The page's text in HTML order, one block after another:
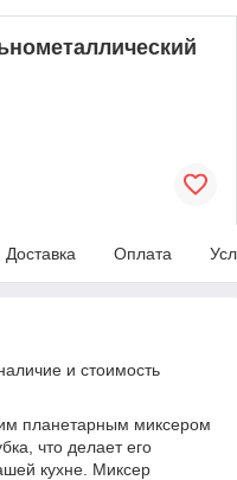
Доставка Оплата
и стоимость
планетарным миксером
что делает его
кухне. Миксер